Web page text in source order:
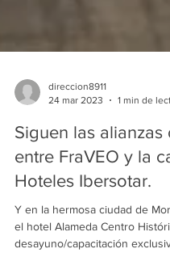
Siguen las alianzas
entre FraVEO y la
Hoteles Ibersotar.
Y en la hermosa ciudad de
el hotel Alameda Centro